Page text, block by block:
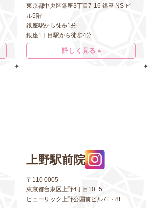
東京都中央区銀座3丁目7-16 銀座 NS ビ
ル5階
銀座駅から徒歩1分
銀座1丁目駅から徒歩4分
詳しく見る ▸
上野駅前院
〒110-0005
東京都台東区上野4丁目10−5
ヒューリック上野公園前ビル7F・8F